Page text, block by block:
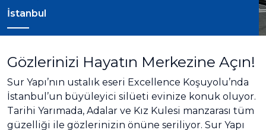
İstanbul
Gözlerinizi Hayatın Merkezine Açın!
Sur Yapı’nın ustalık eseri Excellence Koşuyolu’nda
İstanbul’un büyüleyici silüeti evinize konuk oluyor.
Tarihi Yarımada, Adalar ve Kız Kulesi manzarası tüm
güzelliği ile gözlerinizin önüne seriliyor. Sur Yapı